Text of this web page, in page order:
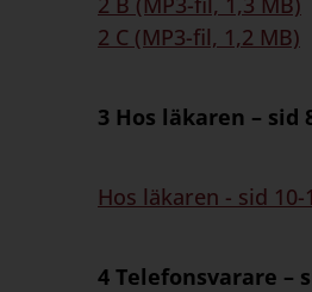
2 C (MP3-fil, 1,2 MB)
3 Hos läkaren – sid
Hos läkaren - sid
4 Telefonsvarare –